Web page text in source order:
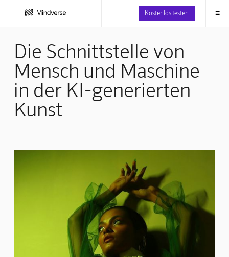
Kostenlos testen ≡
Die Schnittstelle von
Mensch und Maschine
in der KI-generierten
Kunst